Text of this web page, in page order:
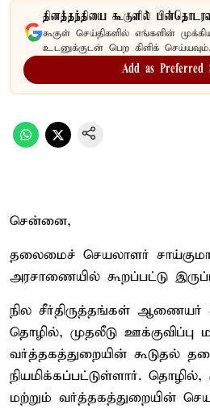
தினத்தந்தியை கூகுளில்
கூகுள் செய்திகளில் எங்களின்
உடனுக்குடன் பெற கிளிக் செய்யவும்.
Add as Preferred
சென்னை,
தலைமைச் செயலாளர்
அரசாணையில் கூறப்பட்டு
நில சீர்திருத்தங்கள் ஆணையர்
தொழில், முதலீடு ஊக்குவிப்பு
வர்த்தகத்துறையின் கூடுதல்
நியமிக்கப்பட்டுள்ளார். தொழில்,
மற்றும் வர்த்தகத்துறையின்